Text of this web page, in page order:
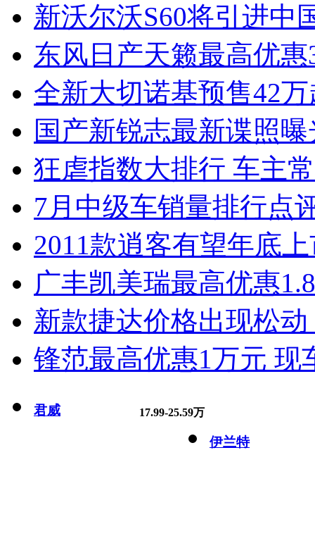
新沃尔沃S60将引进中
东风日产天籁最高优
全新大切诺基预售42
国产新锐志最新谍照
狂虐指数大排行 车主
7月中级车销量排行点
2011款逍客有望年底
广丰凯美瑞最高优惠
新款捷达价格出现松
锋范最高优惠1万元 现
君威 17.99-25.59万
伊兰特